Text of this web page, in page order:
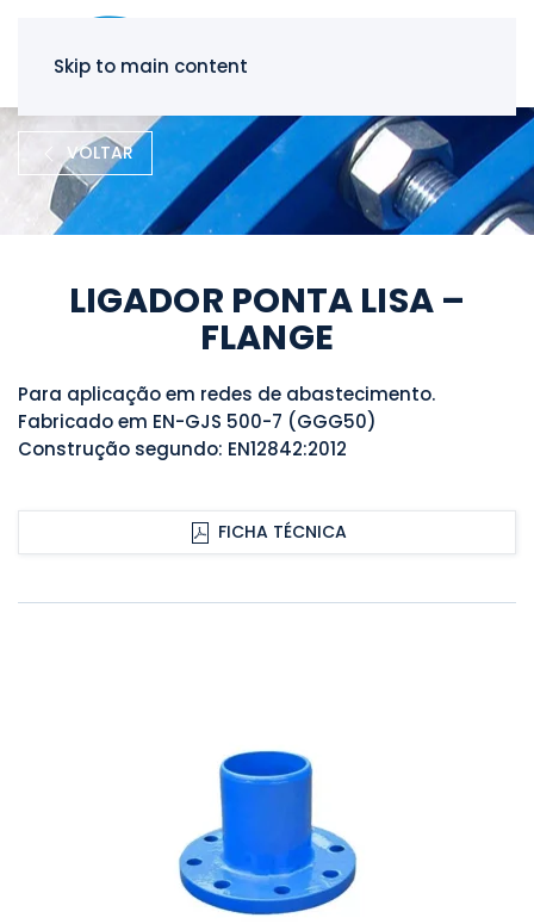
Skip to main content
VOLTAR
LIGADOR PONTA LISA –
FLANGE
Para aplicação em redes de abastecimento.
Fabricado em EN-GJS 500-7 (GGG50)
Construção segundo: EN12842:2012
FICHA TÉCNICA